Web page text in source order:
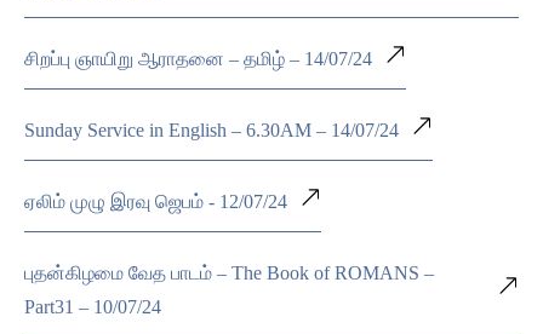
சிறப்பு ஞாயிறு ஆராதனை – தமிழ் – 14/07/24
Sunday Service in English – 6.30AM – 14/07/24
ஏலிம் முழு இரவு ஜெபம் - 12/07/24
புதன்கிழமை வேத பாடம் – The Book of ROMANS –
Part31 – 10/07/24